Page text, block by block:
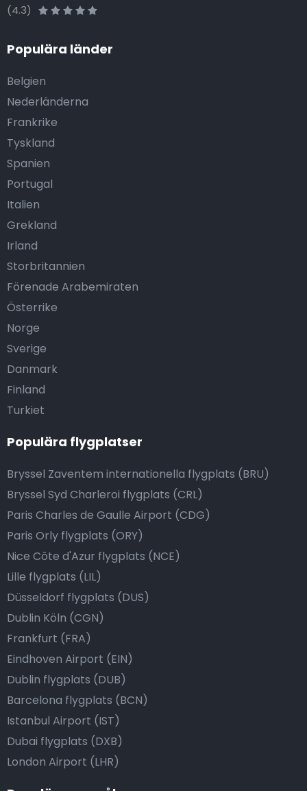
(4.3)
Populära länder
Belgien
Nederländerna
Frankrike
Tyskland
Spanien
Portugal
Italien
Grekland
Irland
Storbritannien
Förenade Arabemiraten
Österrike
Norge
Sverige
Danmark
Finland
Turkiet
Populära flygplatser
Bryssel Zaventem internationella flygplats (BRU)
Bryssel Syd Charleroi flygplats (CRL)
Paris Charles de Gaulle Airport (CDG)
Paris Orly flygplats (ORY)
Nice Côte d'Azur flygplats (NCE)
Lille flygplats (LIL)
Düsseldorf flygplats (DUS)
Dublin Köln (CGN)
Frankfurt (FRA)
Eindhoven Airport (EIN)
Dublin flygplats (DUB)
Barcelona flygplats (BCN)
Istanbul Airport (IST)
Dubai flygplats (DXB)
London Airport (LHR)